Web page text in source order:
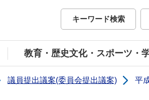
白河市公式ホームページ
キーワード検索
教育・歴史文化・スポーツ・
議員提出議案(委員会提出議案) 平